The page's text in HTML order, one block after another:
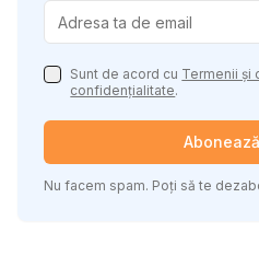
conținutul
Sunt de acord cu Termenii și
confidențialitate.
Nu facem spam. Poți să te